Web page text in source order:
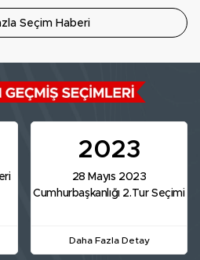
Seçim Haberi
2023
28 Mayıs 2023
Cumhurbaşkanlığı 2.Tur Seçimi
Daha Fazla Detay